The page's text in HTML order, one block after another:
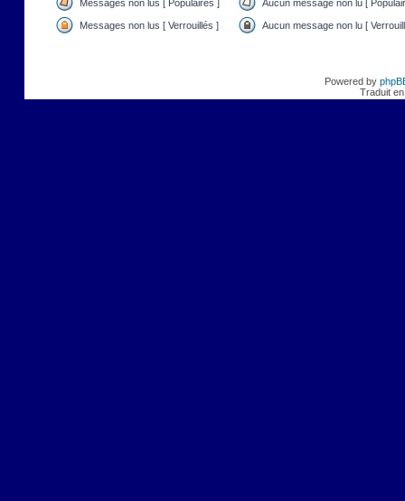
Messages non lus [ Populaires ] Aucun message non lu [
Messages non lus [ Verrouillés ] Aucun message non lu [
Powered by
Traduit